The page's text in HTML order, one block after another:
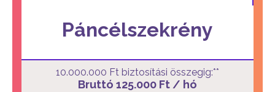
Páncélszekrény
10.000.000 Ft biztosítási összegig:**
Bruttó 125.000 Ft / hó